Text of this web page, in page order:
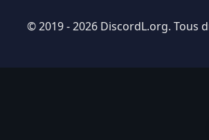
© 2019 - 2026 DiscordL.org. Tous